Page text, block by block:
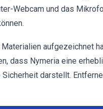
Webcam und das
aufgezeichnet
dass Nymeria eine
darstellt.